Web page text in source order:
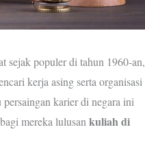
sejak populer di tahun 1960-an,
kerja asing serta organisasi
karier di negara ini
mereka lulusan kuliah di